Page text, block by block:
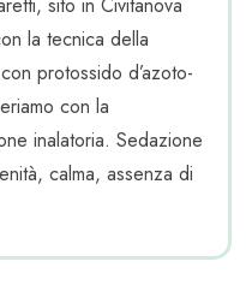
sito in Civitanova
la tecnica della
protossido d’azoto-
con la
inalatoria. Sedazione
calma, assenza di